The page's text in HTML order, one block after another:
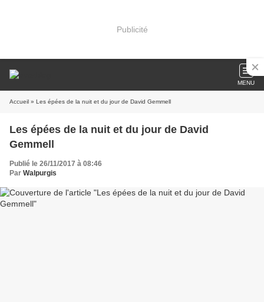
Publicité
MENU
Accueil » Les épées de la nuit et du jour de David Gemmell
Les épées de la nuit et du jour de David
Gemmell
Publié le 26/11/2017 à 08:46
Par Walpurgis